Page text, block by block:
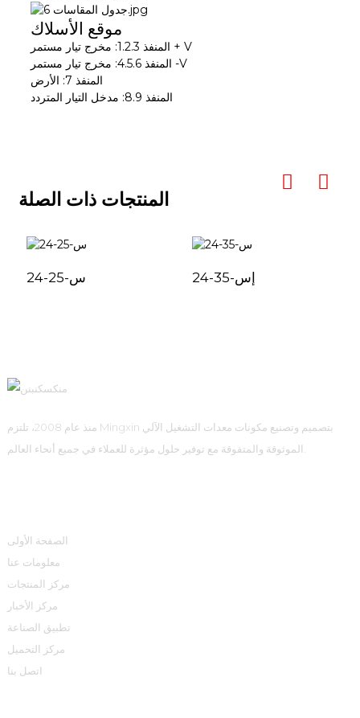
موقع الأسلاك
المنفذ 1.2.3: مخرج تيار مستمر + V
المنفذ 4.5.6: مخرج تيار مستمر -V
المنفذ 7: الأرض
المنفذ 8.9: مدخل التيار المتردد
المنتجات ذات الصلة
س-25-24 إس-35-24
منذ عام 2008، تلتزم Mingxin بتصميم وتصنيع مكونات معدات التشغيل الآلي
الموثوقة والمتفوقة مع توفير حلول مؤثرة للعملاء في جميع أنحاء العالم.
الصفحة الأولى
معلومات عنا
مركز المنتجات
مركز الأخبار
تطبيق الصناعة
مركز التحميل
اتصل بنا